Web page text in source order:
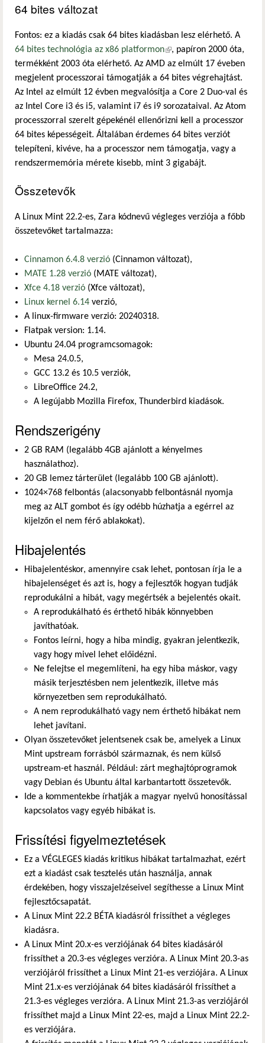
64 bites változat
Fontos: ez a kiadás csak 64 bites kiadásban lesz elérhető. A
64 bites technológia az x86 platformon(külső hivatkozás)
, papíron 2000 óta,
termékként 2003 óta elérhető. Az AMD az elmúlt 17 éveben
megjelent processzorai támogatják a 64 bites végrehajtást.
Az Intel az elmúlt 12 évben megvalósítja a Core 2 Duo-val és
az Intel Core i3 és i5, valamint i7 és i9 sorozataival. Az Atom
processzorral szerelt gépekénél ellenőrizni kell a processzor
64 bites képességeit. Általában érdemes 64 bites verziót
telepíteni, kivéve, ha a processzor nem támogatja, vagy a
rendszermemória mérete kisebb, mint 3 gigabájt.
Összetevők
A Linux Mint 22.2-es, Zara kódnevű végleges verziója a főbb
összetevőket tartalmazza:
Cinnamon 6.4.8 verzió (Cinnamon változat),
MATE 1.28 verzió (MATE változat),
Xfce 4.18 verzió (Xfce változat),
Linux kernel 6.14 verzió,
A linux-firmware verzió: 20240318.
Flatpak version: 1.14.
Ubuntu 24.04 programcsomagok:
Mesa 24.0.5,
GCC 13.2 és 10.5 verziók,
LibreOffice 24.2,
A legújabb Mozilla Firefox, Thunderbird kiadások.
Rendszerigény
2 GB RAM (legalább 4GB ajánlott a kényelmes
használathoz).
20 GB lemez tárterület (legalább 100 GB ajánlott).
1024×768 felbontás (alacsonyabb felbontásnál nyomja
meg az ALT gombot és így odébb húzhatja a egérrel az
kijelzőn el nem férő ablakokat).
Hibajelentés
Hibajelentéskor, amennyire csak lehet, pontosan írja le a
hibajelenséget és azt is, hogy a fejlesztők hogyan tudják
reprodukálni a hibát, vagy megértsék a bejelentés okait.
A reprodukálható és érthető hibák könnyebben
javíthatóak.
Fontos leírni, hogy a hiba mindig, gyakran jelentkezik,
vagy hogy mivel lehet előidézni.
Ne felejtse el megemlíteni, ha egy hiba máskor, vagy
másik terjesztésben nem jelentkezik, illetve más
környezetben sem reprodukálható.
A nem reprodukálható vagy nem érthető hibákat nem
lehet javítani.
Olyan összetevőket jelentsenek csak be, amelyek a Linux
Mint upstream forrásból származnak, és nem külső
upstream-et használ. Például: zárt meghajtóprogramok
vagy Debian és Ubuntu által karbantartott összetevők.
Ide a kommentekbe írhatják a magyar nyelvű honosítással
kapcsolatos vagy egyéb hibákat is.
Frissítési figyelmeztetések
Ez a VÉGLEGES kiadás kritikus hibákat tartalmazhat, ezért
ezt a kiadást csak tesztelés után használja, annak
érdekében, hogy visszajelzéseivel segíthesse a Linux Mint
fejlesztőcsapatát.
A Linux Mint 22.2 BÉTA kiadásról frissíthet a végleges
kiadásra.
A Linux Mint 20.x-es verziójának 64 bites kiadásáról
frissíthet a 20.3-es végleges verzióra. A Linux Mint 20.3-as
verziójáról frissíthet a Linux Mint 21-es verziójára. A Linux
Mint 21.x-es verziójának 64 bites kiadásáról frissíthet a
21.3-es végleges verzióra. A Linux Mint 21.3-as verziójáról
frissíthet majd a Linux Mint 22-es, majd a Linux Mint 22.2-
es verziójára.